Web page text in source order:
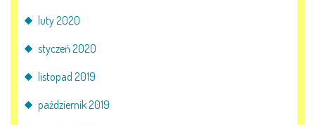
luty 2020
styczeń 2020
listopad 2019
październik 2019